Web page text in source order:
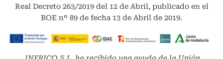
Real Decreto 263/2019 del 12 de Abril, publicado en el
BOE nº 89 de fecha 13 de Abril de 2019.